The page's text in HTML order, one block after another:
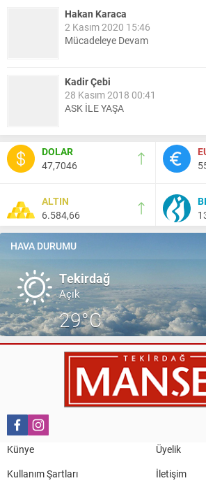
Hakan Karaca
2 Kasım 2020 15:46
Mücadeleye Devam
Kadir Çebi
28 Kasım 2018 00:41
ASK İLE YAŞA
Nail Kazanç
10 Mart 2023 21:36
HAYDİ TEKİRDAĞ MAÇA !!!!
Salih Canikli
5 Kasım 2024 19:54
TEKİRDAĞ İL EMNİYET
DOLAR
47,7046
ALTIN
6.584,66
HAVA DURUMU
Tekirdağ
Açık
29°C
Künye
Üyelik
Kullanım Şartları
İletişim